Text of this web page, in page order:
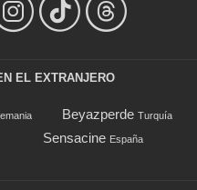
EL EXTRANJERO
Beyazperde Turquía
Sensacine España